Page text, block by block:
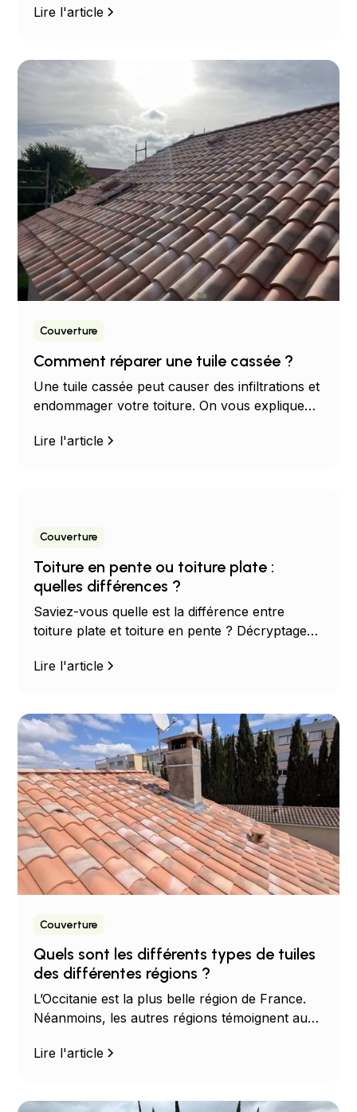
Lire l'article
Couverture
Comment réparer une tuile cassée ?
Une tuile cassée peut causer des infiltrations et
endommager votre toiture. On vous explique
Lire l'article
Couverture
Toiture en pente ou toiture plate :
quelles différences ?
Saviez-vous quelle est la différence entre
toiture plate et toiture en pente ? Décryptage
Lire l'article
Couverture
Quels sont les différents types de tuiles
des différentes régions ?
L’Occitanie est la plus belle région de France.
Néanmoins, les autres régions témoignent aussi
spécifique les unes des autres…
Lire l'article